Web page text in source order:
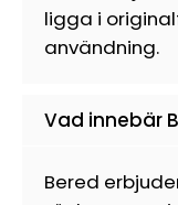
ligga i
användning.
Vad innebär
Bered